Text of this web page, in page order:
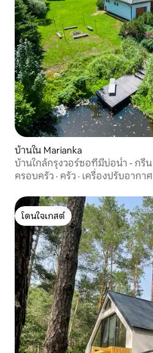
บ้านใน Marianka
บ้านใกล้กรุงวอร์ซอที่มีบ่อน้ำ - กรี
ครอบครัว · ครัว · เครื่องปรับอากาศ
โดนใจเกสต์
โดนใจเกสต์